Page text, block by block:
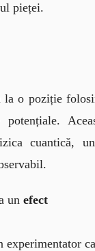
pieței.
la o poziție
cuantică,
un efect